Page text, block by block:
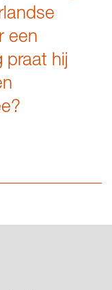
een
praat hij